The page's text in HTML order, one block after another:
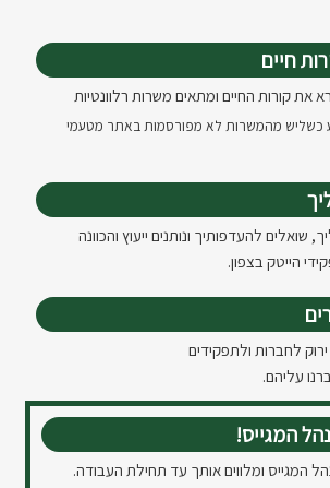
חיים
את קורות החיים ומתאים משרות רלוונטיות
כשליש מהמשרות לא מפורסמות באתר מטעמי
שואלים להעדפותיך ונותנים ייעוץ והכוונה
הייטק בצפון.
לחברות ולתפקידים
עליהם.
המגייס!
המגייס ומלווים אותך עד תחילת העבודה.